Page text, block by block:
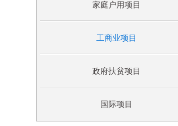
家庭户用项目
工商业项目
政府扶贫项目
国际项目